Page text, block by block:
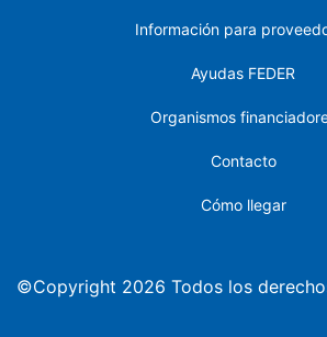
Información para
Ayudas FEDER
Organismos
Contacto
Cómo llegar
©Copyright 2026 Todos los